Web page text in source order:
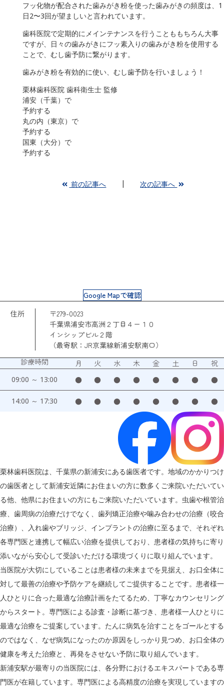
フッ化物が配合された歯みがき粉を使った歯みがきの頻度は、1
日2〜3回が望ましいと言われています。
歯科医院で定期的にメインテナンスを行うことももちろん大事
ですが、日々の歯みがきにフッ素入りの歯みがき粉を使用する
ことで、むし歯予防に繋がります。
歯みがき粉を有効的に使い、むし歯予防を行いましょう！
栗林歯科医院 歯科衛生士 監修
浦安（千葉）で
予約する
丸の内（東京）で
予約する
国東（大分）で
予約する
前の記事へ 次の記事へ
Google Mapで確認
住所
〒279-0023
千葉県浦安市高洲２丁目４ー１０
インシップビル２階
（最寄駅：JR京葉線新浦安駅南口）
診療時間
月 火 水 木 金 土 日 祝
09:00 ～ 13:00 ● ● ● ● ● ● ● ●
14:00 ～ 17:30 ● ● ● ● ● ● ● ●
栗林歯科医院は、千葉県の新浦安にある歯医者です。地域のかかりつけ
の歯医者として新浦安近隣にお住まいの方に数多くご来院いただいてい
る他、他県にお住まいの方にもご来院いただいています。虫歯や根管治
療、歯周病の治療だけでなく、歯列矯正治療や噛み合わせの治療（咬合
治療）、入れ歯やブリッジ、インプラントの治療に至るまで、それぞれ
各専門医と連携して幅広い治療を提供しており、患者様の気持ちに寄り
添いながら安心して受診いただける環境づくりに取り組んでいます。
当医院が大切にしていることは患者様の未来までを見据え、お口全体に
対して最善の治療や予防ケアを継続してご提供することです。患者様一
人ひとりに合った最適な治療計画をたてるため、丁寧なカウンセリング
からスタート。専門医による診査・診断に基づき、患者様一人ひとりに
最適な治療をご提案しています。たんに病気を治すことをゴールとする
のではなく、なぜ病気になったのか原因をしっかり見つめ、お口全体の
健康を考えた治療と、再発をさせない予防に取り組んでいます。
新浦安駅が最寄りの当医院には、各分野におけるエキスパートである専
門医が在籍しています。専門医による高精度の治療を実現していますの